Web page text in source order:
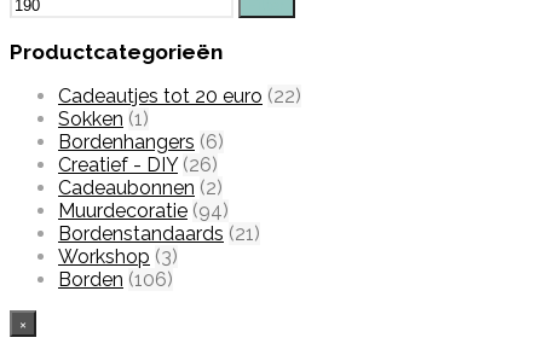
Productcategorieën
Cadeautjes tot 20 euro (22)
Sokken (1)
Bordenhangers (6)
Creatief - DIY (26)
Cadeaubonnen (2)
Muurdecoratie (94)
Bordenstandaards (21)
Workshop (3)
Borden (106)
×